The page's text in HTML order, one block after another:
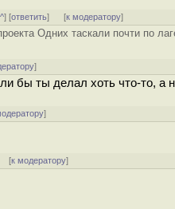
] [ответить] [к модератору]
Одних таскали почти по
]
бы ты делал хоть что-то, а
]
[к модератору]